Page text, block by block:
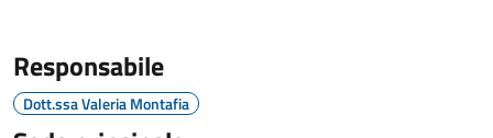
Responsabile
Dott.ssa Valeria Montafia